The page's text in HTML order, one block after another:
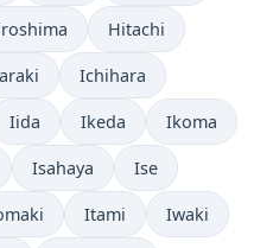
Hitachi
Ichihara
Iida Ikeda Ikoma
Isahaya Ise
Itami Iwaki